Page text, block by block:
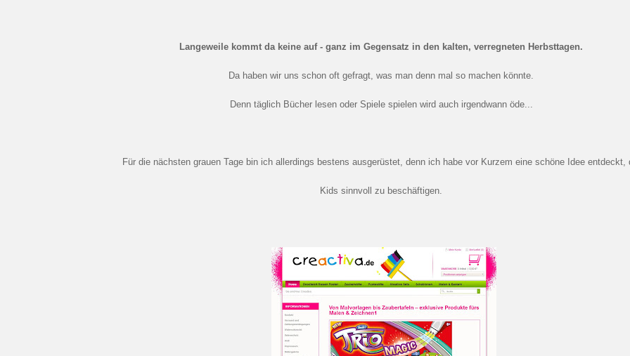
Langeweile kommt da keine auf - ganz im Gegensatz in den kalten, verregneten Herbsttagen.
Da haben wir uns schon oft gefragt, was man denn mal so machen könnte.
Denn täglich Bücher lesen oder Spiele spielen wird auch irgendwann öde...
Für die nächsten grauen Tage bin ich allerdings bestens ausgerüstet, denn ich habe vor Kurzem eine schöne Idee entdeckt, die
Kids sinnvoll zu beschäftigen.